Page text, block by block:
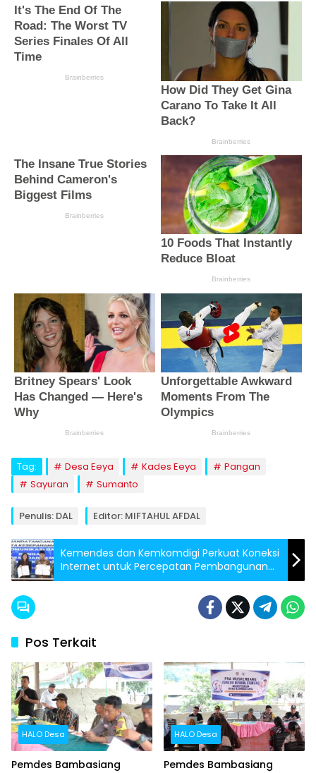
Tag: Desa Eeya Kades Eeya
Pangan
Sayuran
Sumanto
Penulis: DAL Editor: MIFTAHUL AFDAL
Kemendes dan Kemkomdigi Perkuat Koneksi
Internet untuk Percepatan Pembangunan
Desa
Pos Terkait
HALO Desa
Pemdes Bambasiang
HALO Desa
Pemdes Bambasiang